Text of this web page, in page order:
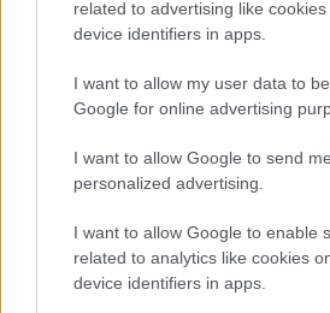
related to advertising like
device identifiers in apps.
I want to allow my user data to
Google for online advertising
I want to allow Google to send me
personalized advertising.
I want to allow Google to enable
related to analytics like cookies
device identifiers in apps.